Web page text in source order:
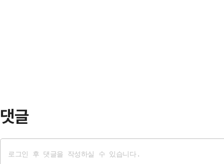
댓글